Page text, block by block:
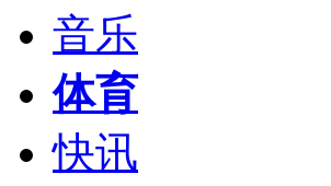
音乐
体育
快讯